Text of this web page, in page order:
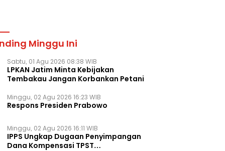
Minggu Ini
Sabtu, 01 Agu 2026 08:38 WIB
LPKAN Jatim Minta Kebijakan
Tembakau Jangan Korbankan Petani
Minggu, 02 Agu 2026 16:23 WIB
Respons Presiden Prabowo
Minggu, 02 Agu 2026 16:11 WIB
IPPS Ungkap Dugaan Penyimpangan
Dana Kompensasi TPST